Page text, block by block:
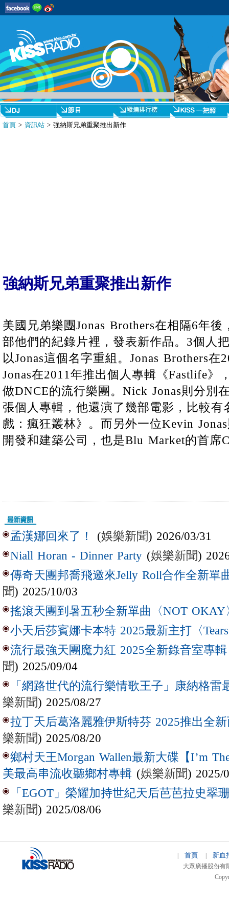
首頁 > 資訊站 > 強納斯兄弟重聚推出新作
強納斯兄弟重聚推出新作
美國兄弟樂團Jonas Brothers在相隔6年
部他們的紀錄片裡，發表新作品。3個人
以Jonas這個名字重組。Jonas Brothers在
Jonas在2011年推出個人專輯《Fastlife》
做DNCE的流行樂團。Nick Jonas則分別
張個人專輯，他還演了幾部電影，比較有
戲：瘋狂叢林》。而另外一位Kevin
開發和建築公司，也是Blu Market的首席
孟漢娜回來了！ (娛樂新聞) 2026/03/31
Niall Horan - Dinner Party (娛樂新聞)
傳奇天團邦喬飛邀來Jelly Roll合作全新單
聞) 2025/10/03
搖滾天團到暑五秒全新單曲〈NOT OKAY
小天后莎賓娜卡本特 2025最新主打〈
流行最強天團魔力紅 2025全新錄音室專
聞) 2025/09/04
「網路世代的流行樂情歌王子」康納格雷
樂新聞) 2025/08/27
拉丁天后葛洛麗雅伊斯特芬 2025推出全新
樂新聞) 2025/08/20
鄉村天王Morgan Wallen最新大碟【I’m
美最高串流收聽鄉村專輯 (娛樂新聞) 2025/
「EGOT」榮耀加持世紀天后芭芭拉史翠
樂新聞) 2025/08/06
首頁 新血
大眾廣播股份有